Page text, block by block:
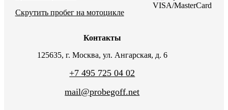
Скрутить пробег на мотоцикле
Контакты
125635, г. Москва, ул. Ангарская, д. 6
+7 495 725 04 02
mail@probegoff.net
VISA/MasterCard